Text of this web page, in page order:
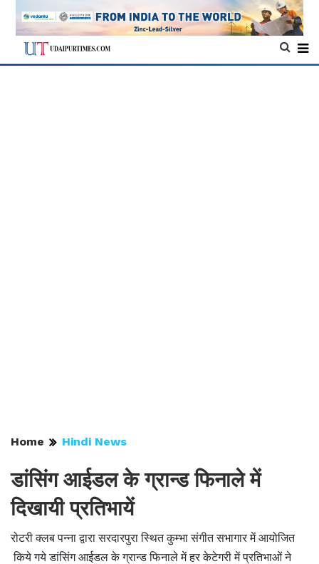
Home Hindi News
डांसिंग आईडल के ग्रान्ड फिनाले में
दिखायी प्रतिभायें
रोटरी क्लब पन्ना द्वारा सरदारपुरा स्थित कुम्भा संगीत सभागार में आयोजित
किये गये डांसिंग आईडल के ग्रान्ड फिनाले में हर केटेगरी में प्रतिभाओं ने